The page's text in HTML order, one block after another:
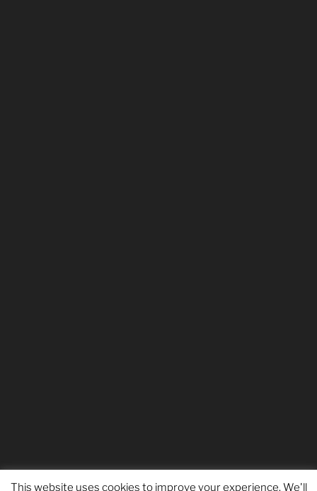
This website uses cookies to improve your experience. We'll